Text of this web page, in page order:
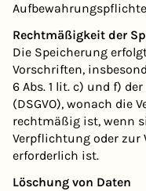
Rechtmäßigkeit der
Die Speicherung
Vorschriften,
6 Abs. 1 lit. c) und f)
(DSGVO), wonach die
rechtmäßig ist, wenn
Verpflichtung oder zur
erforderlich ist.
Löschung von Daten